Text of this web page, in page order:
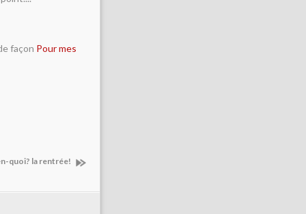
façon Pour mes
quoi? la rentrée!